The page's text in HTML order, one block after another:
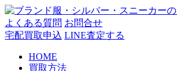
コ
ン
テ
よくある質問 お問合せ
宅配買取申込 LINE査定する
HOME
買取方法